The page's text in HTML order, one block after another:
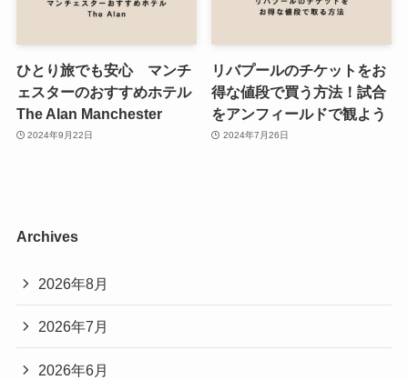
ひとり旅でも安心 マンチ
ェスターのおすすめホテル
The Alan Manchester
2024年9月22日
リバプールのチケットをお
得な値段で買う方法！試合
をアンフィールドで観よう
2024年7月26日
Archives
2026年8月
2026年7月
2026年6月